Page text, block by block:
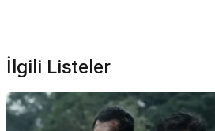
İlgili Listeler